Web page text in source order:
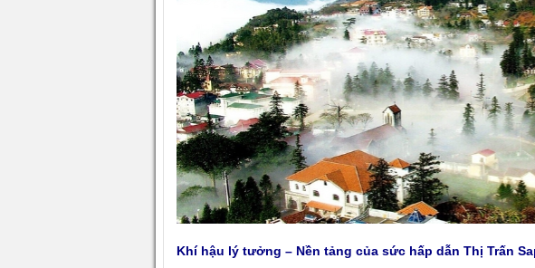
Khí hậu lý tưởng – Nền tảng của sức hấp dẫn Thị Trấn